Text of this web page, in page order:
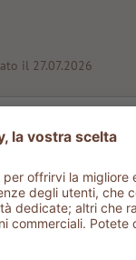
il 27.07.2026